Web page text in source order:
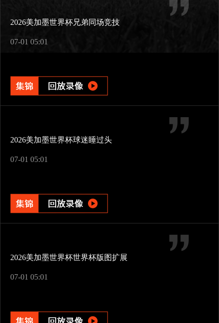
2026美加墨世界杯兄弟同场竞技
07-01 05:01
2026美加墨世界杯球迷睡过头
07-01 05:01
2026美加墨世界杯世界杯版图扩展
07-01 05:01